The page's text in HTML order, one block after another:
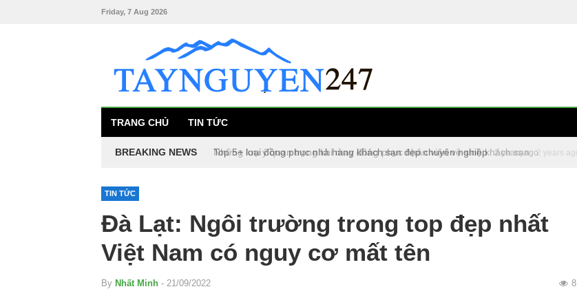
Friday, 7 Aug 2026
TRANG CHỦ TIN TỨC
BREAKING NEWS Top 5+ loại đồng phục nhà hàng khách sạn đẹp chuyên nghiệp 2 years ago
TIN TỨC
Đà Lạt: Ngôi trường trong top đẹp nhất
Việt Nam có nguy cơ mất tên
By Nhất Minh - 21/09/2022 8